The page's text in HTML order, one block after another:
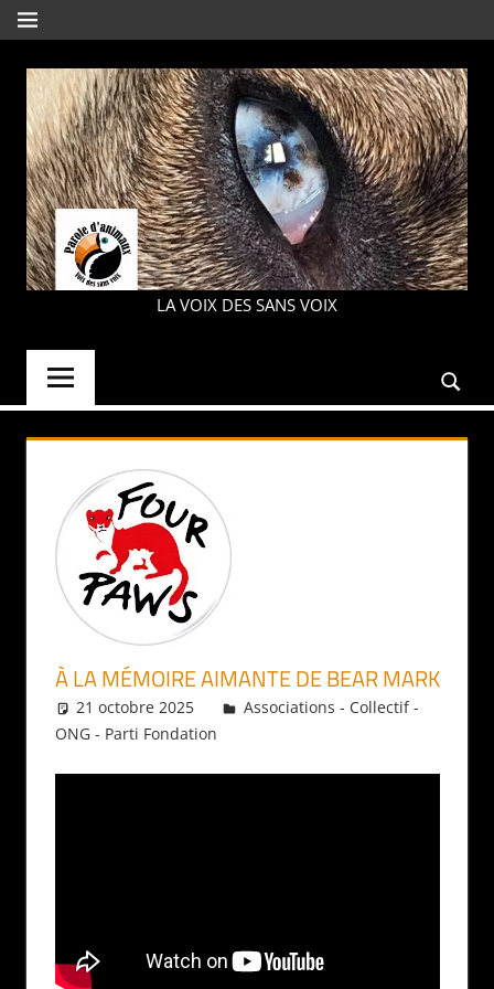
Aller
au
contenu
MENU
PAROLE
LA VOIX DES SANS VOIX
À LA MÉMOIRE AIMANTE DE BEAR MARK
21 octobre 2025 Daniel
Associations - Collectif -
ONG - Parti Fondation